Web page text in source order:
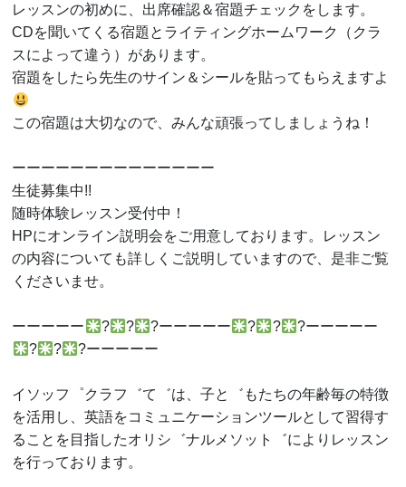
レッスンの初めに、出席確認＆宿題チェックをします。
CDを聞いてくる宿題とライティングホームワーク（クラ
スによって違う）があります。
宿題をしたら先生のサイン＆シールを貼ってもらえますよ
この宿題は大切なので、みんな頑張ってしましょうね！
ーーーーーーーーーーーーーー
生徒募集中!!
随時体験レッスン受付中！
HPにオンライン説明会をご用意しております。レッスン
の内容についても詳しくご説明していますので、是非ご覧
くださいませ。
ーーーーー ? ? ?ーーーーー ? ?
?ーーーーー
?
? ?ーーーーー
イソッフ゜クラフ゛て゛は、子と゛もたちの年齢毎の特徴
を活用し、英語をコミュニケーションツールとして習得す
ることを目指したオリシ゛ナルメソット゛によりレッスン
を行っております。